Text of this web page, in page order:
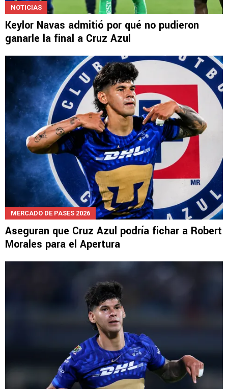
NOTICIAS
Keylor Navas admitió por qué no pudieron
ganarle la final a Cruz Azul
MERCADO DE PASES 2026
Aseguran que Cruz Azul podría fichar a Robert
Morales para el Apertura